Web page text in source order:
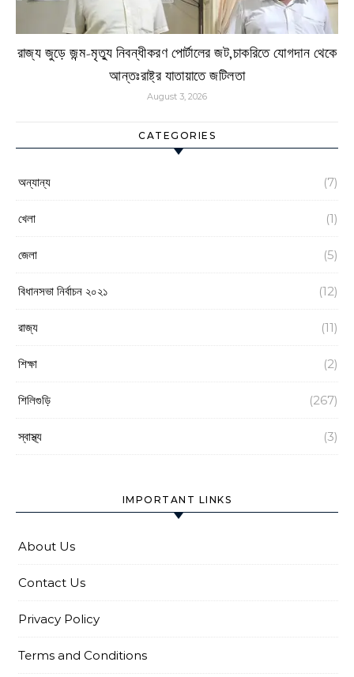
রাজ্য জুড়ে জন্ম-মৃত্যু নিবন্ধীকরণ পোর্টালের জট,চাকরিতে যোগদান থেকে
আন্তঃরাষ্ট্র যাতায়াতে জটিলতা
August 3, 2026
CATEGORIES
অন্যান্য (7)
খেলা (1)
জেলা (5)
বিধানসভা নির্বাচন ২০২১ (12)
রাজ্য (11)
শিক্ষা (2)
শিলিগুড়ি (267)
স্বাস্থ্য (3)
IMPORTANT LINKS
About Us
Contact Us
Privacy Policy
Terms and Conditions